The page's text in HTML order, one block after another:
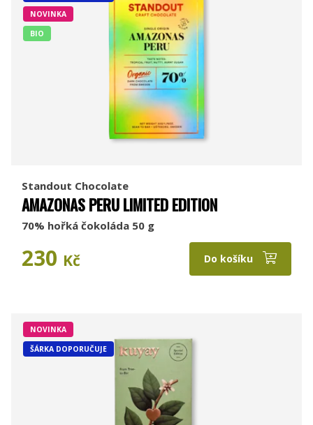
NOVINKA
BIO
Standout Chocolate
AMAZONAS PERU LIMITED EDITION
70% hořká čokoláda 50 g
230 Kč Do košíku
NOVINKA
ŠÁRKA DOPORUČUJE